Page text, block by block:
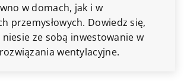
w domach, jak i w
przemysłowych. Dowiedz się,
ze sobą inwestowanie w
wentylacyjne.